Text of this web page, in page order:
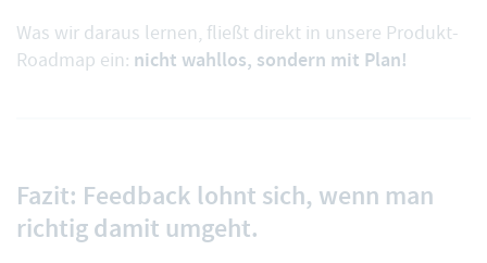
Was wir daraus lernen, fließt direkt in unsere Produkt-
Roadmap ein: nicht wahllos, sondern mit Plan!
Fazit: Feedback lohnt sich, wenn man
richtig damit umgeht.